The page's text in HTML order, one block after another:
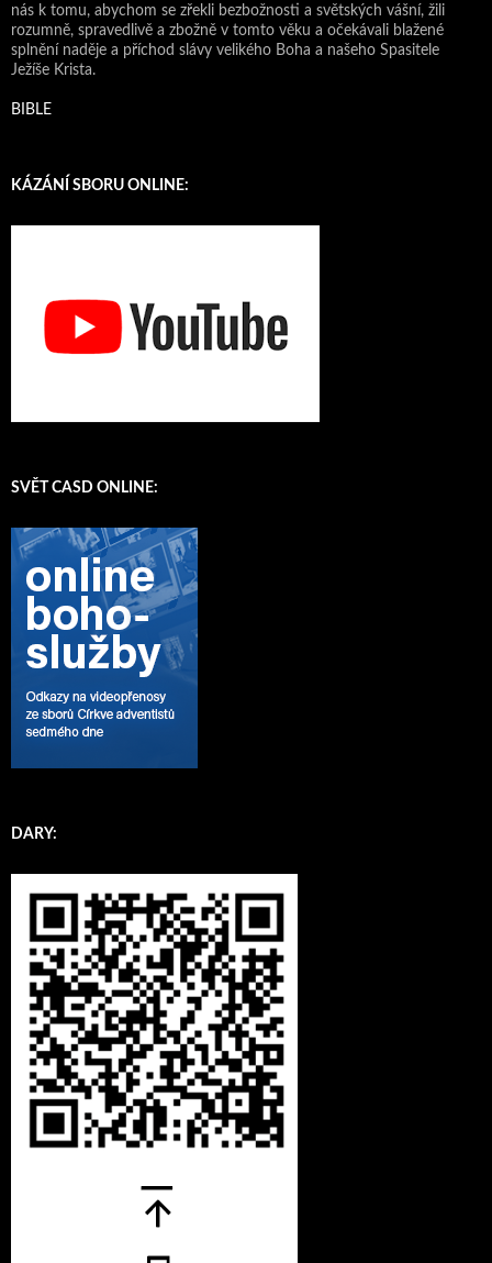
nás k tomu, abychom se zřekli bezbožnosti a světských vášní, žili
rozumně, spravedlivě a zbožně v tomto věku a očekávali blažené
splnění naděje a příchod slávy velikého Boha a našeho Spasitele
Ježíše Krista.
BIBLE
KÁZÁNÍ SBORU ONLINE:
SVĚT CASD ONLINE:
DARY: